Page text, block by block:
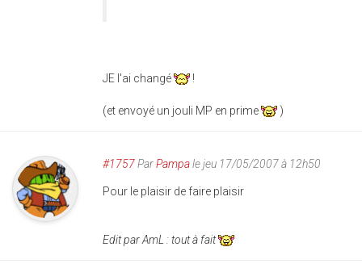
JE l'ai changé !
(et envoyé un jouli MP en prime )
#1757ParPampale jeu 17/05/2007 à 12h50
Pour le plaisir de faire plaisir
Edit par AmL : tout à fait